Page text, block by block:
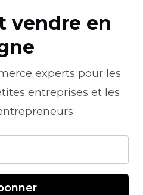
vendre en
experts pour les
entreprises et les